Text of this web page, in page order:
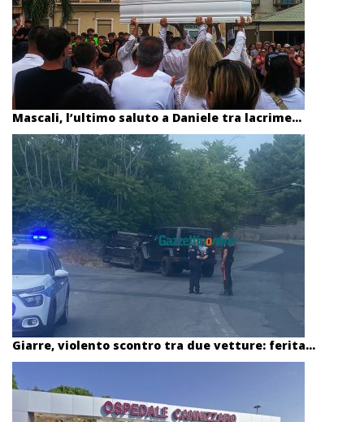
Mascali, l’ultimo saluto a Daniele tra lacrime...
Giarre, violento scontro tra due vetture: ferita...